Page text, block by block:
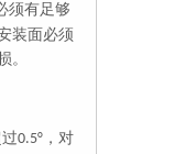
须有足够
装面必须
。
0.5° ，对